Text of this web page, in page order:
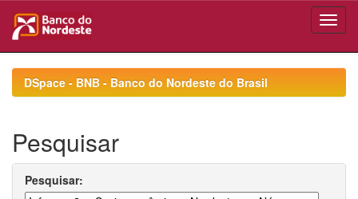
navigationDSpace - BNB - Banco do Nordeste do Brasil
Pesquisar
Pesquisar: